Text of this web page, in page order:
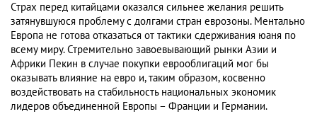
Страх перед китайцами оказался сильнее желания решить
затянувшуюся проблему с долгами стран еврозоны. Ментально
Европа не готова отказаться от тактики сдерживания юаня по
всему миру. Стремительно завоевывающий рынки Азии и
Африки Пекин в случае покупки еврооблигаций мог бы
оказывать влияние на евро и, таким образом, косвенно
воздействовать на стабильность национальных экономик
лидеров объединенной Европы – Франции и Германии.